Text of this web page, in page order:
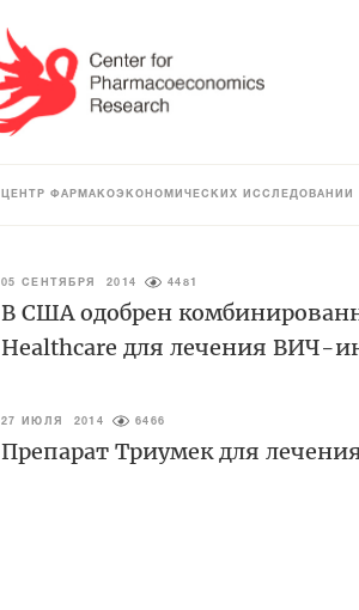
ЦЕНТР ФАРМАКОЭКОНОМИЧЕСКИХ ИССЛЕДОВАНИЙ
05 СЕНТЯБРЯ 2014 4481
В США одобрен
Healthcare для лечения ВИЧ-
27 ИЮЛЯ 2014 6466
Препарат Триумек для